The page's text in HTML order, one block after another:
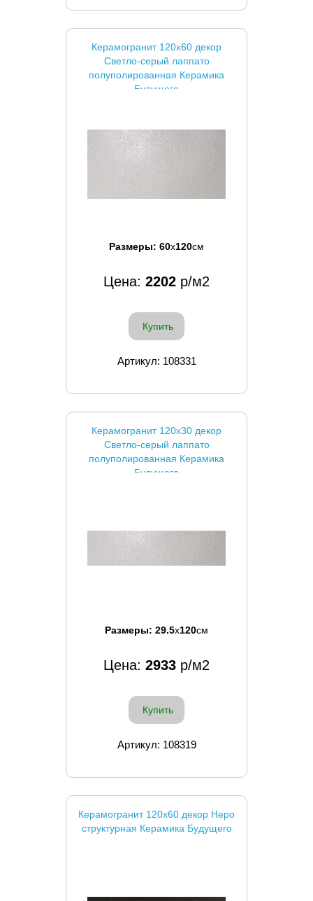
Керамогранит 120x60 декор
Светло-серый лаппато
полуполированная Керамика
Будущего
Размеры: 60x120см
Цена: 2202 р/м2
Купить
Артикул: 108331
Керамогранит 120x30 декор
Светло-серый лаппато
полуполированная Керамика
Будущего
Размеры: 29.5x120см
Цена: 2933 р/м2
Купить
Артикул: 108319
Керамогранит 120x60 декор Неро
структурная Керамика Будущего